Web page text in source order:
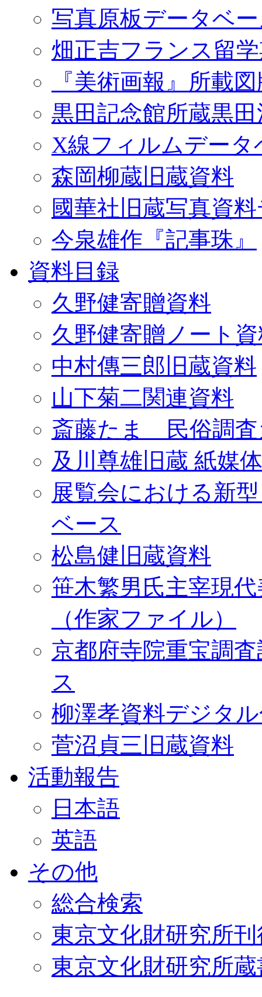
写真原板データベ
畑正吉フランス留
『美術画報』所載
黒田記念館所蔵黒
X線フィルムデータ
森岡柳蔵旧蔵資料
國華社旧蔵写真資
今泉雄作『記事珠』
資料目録
久野健寄贈資料
久野健寄贈ノート
中村傳三郎旧蔵資料
山下菊二関連資料
斎藤たま 民俗調査
及川尊雄旧蔵 紙媒
展覧会における新
ベース
松島健旧蔵資料
笹木繁男氏主宰現
（作家ファイル）
京都府寺院重宝調
ス
柳澤孝資料デジタ
菅沼貞三旧蔵資料
活動報告
日本語
英語
その他
総合検索
東京文化財研究所
東京文化財研究所